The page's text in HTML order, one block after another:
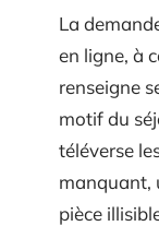
La
en ligne, à
renseigne
motif du
téléverse
manquant,
pièce